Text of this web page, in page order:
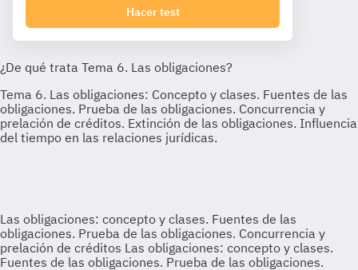
Hacer test
Las obligaciones: concepto y clases. Fuentes de las
obligaciones. Prueba de las obligaciones. Concurrencia y
prelación de créditos Las obligaciones: concepto y clases.
Fuentes de las obligaciones. Prueba de las obligaciones.